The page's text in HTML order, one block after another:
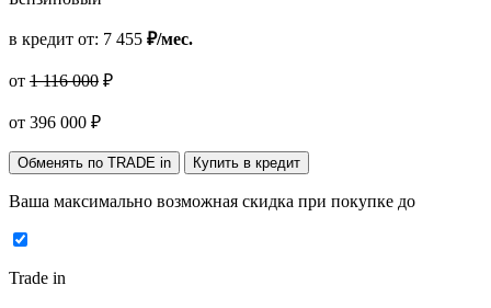
в кредит от: 7 455 ₽/мес.
от 1 116 000 ₽
от 396 000 ₽
Обменять по TRADE in Купить в кредит
Ваша максимально возможная скидка при покупке до
Trade in